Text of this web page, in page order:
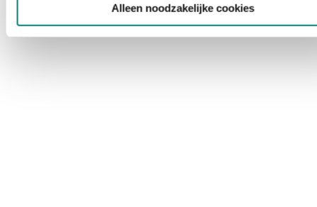
Alleen noodzakelijke cookies